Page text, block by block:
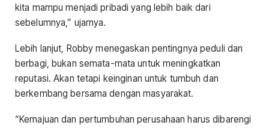
kita mampu menjadi pribadi yang lebih baik dari
sebelumnya,” ujarnya.
Lebih lanjut, Robby menegaskan pentingnya peduli dan
berbagi, bukan semata-mata untuk meningkatkan
reputasi. Akan tetapi keinginan untuk tumbuh dan
berkembang bersama dengan masyarakat.
“Kemajuan dan pertumbuhan perusahaan harus dibarengi